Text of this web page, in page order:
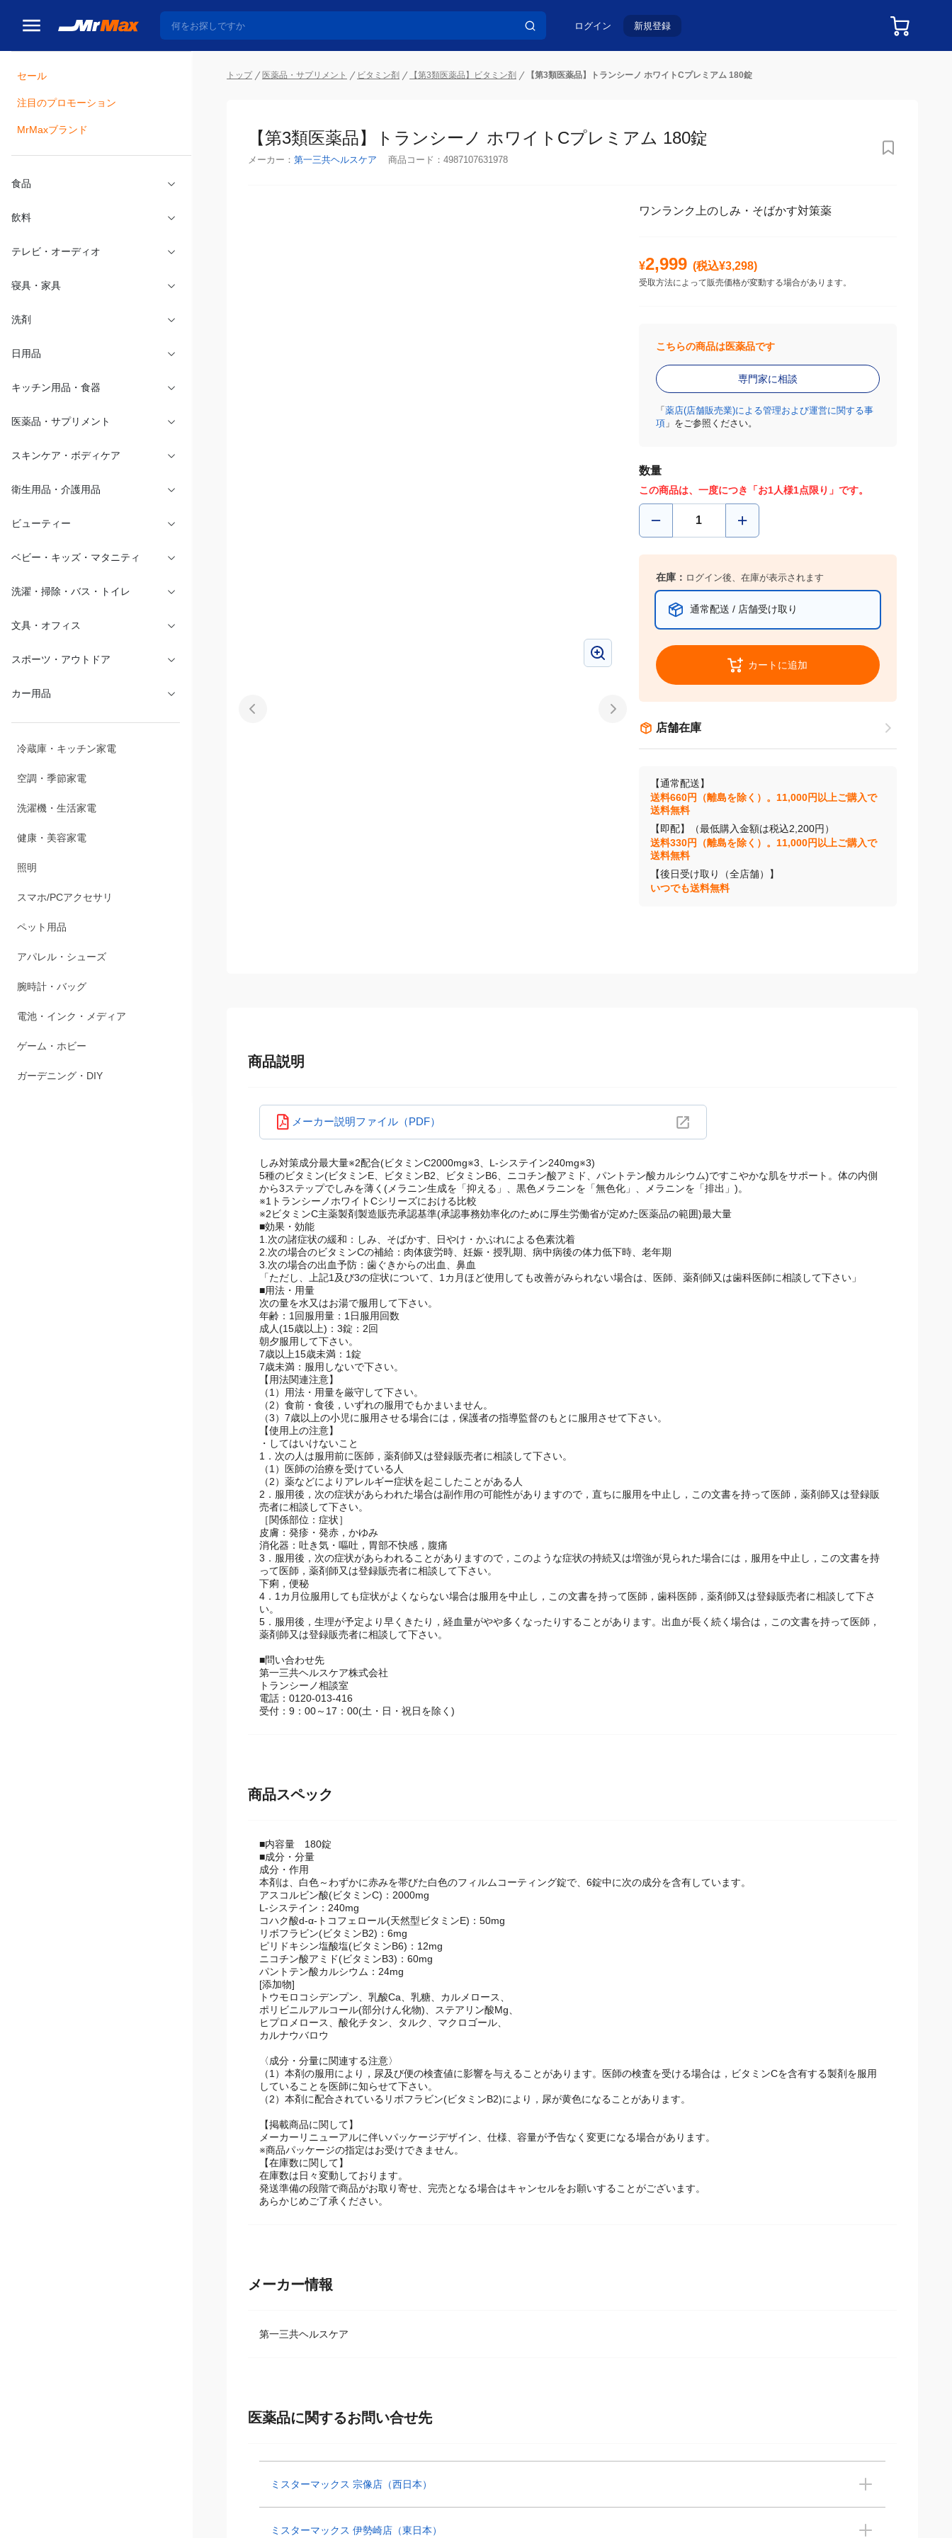
ログイン 新規登録
セール
注目のプロモーション
MrMaxブランド
食品
飲料
テレビ・オーディオ
寝具・家具
洗剤
日用品
カー用品
冷蔵庫・キッチン家電
空調・季節家電
洗濯機・生活家電
健康・美容家電
照明
スマホ/PCアクセサリ
トップ 医薬品・サプリメント ビタミン剤 【第3類医薬品】ビタミン剤 【第3類医薬品】トランシーノ ホワイトCプレミアム 180錠
【第3類医薬品】トランシーノ ホワイトCプレミアム 180錠
メーカー： 第一三共ヘルスケア 商品コード： 4987107631978
ワンランク上のしみ・そばかす対策薬
¥2,999 (税込¥3,298)
受取方法によって販売価格が変動する場合があります。
こちらの商品は医薬品です
専門家に相談
薬店(店舗販売業)による管理および運営に関する事
項」をご参照ください。
数量
この商品は、一度につき「お1人様1点限り」です。
在庫： ログイン後、在庫が表示されます
通常配送 / 店舗受け取り
カートに追加
店舗在庫
【通常配送】
送料660円（離島を除く）。11,000円以上ご購入で
【即配】（最低購入金額は税込2,200円）
送料330円（離島を除く）。11,000円以上ご購入で
送料無料
【後日受け取り（全店舗）】
メーカー説明ファイル（PDF）
しみ対策成分最大量※2配合(ビタミンC2000mg※3、L-システイン240mg※3)
5種のビタミン(ビタミンE、ビタミンB2、ビタミンB6、ニコチン酸アミド、パントテン酸カルシウム)ですこやかな肌をサポート。体の内側
から3ステップでしみを薄く(メラニン生成を「抑える」、黒色メラニンを「無色化」、メラニンを「排出」)。
※1トランシーノホワイトCシリーズにおける比較
※2ビタミンC主薬製剤製造販売承認基準(承認事務効率化のために厚生労働省が定めた医薬品の範囲)最大量
■効果・効能
1.次の諸症状の緩和：しみ、そばかす、日やけ・かぶれによる色素沈着
2.次の場合のビタミンCの補給：肉体疲労時、妊娠・授乳期、病中病後の体力低下時、老年期
3.次の場合の出血予防：歯ぐきからの出血、鼻血
「ただし、上記1及び3の症状について、1カ月ほど使用しても改善がみられない場合は、医師、薬剤師又は歯科医師に相談して下さい」
■用法・用量
次の量を水又はお湯で服用して下さい。
年齢：1回服用量：1日服用回数
成人(15歳以上)：3錠：2回
朝夕服用して下さい。
7歳以上15歳未満：1錠
7歳未満：服用しないで下さい。
【用法関連注意】
（1）用法・用量を厳守して下さい。
（2）食前・食後，いずれの服用でもかまいません。
（3）7歳以上の小児に服用させる場合には，保護者の指導監督のもとに服用させて下さい。
【使用上の注意】
・してはいけないこと
1．次の人は服用前に医師，薬剤師又は登録販売者に相談して下さい。
（1）医師の治療を受けている人
（2）薬などによりアレルギー症状を起こしたことがある人
2．服用後，次の症状があらわれた場合は副作用の可能性がありますので，直ちに服用を中止し，この文書を持って医師，薬剤師又は登録販
売者に相談して下さい。
［関係部位：症状］
皮膚：発疹・発赤，かゆみ
消化器：吐き気・嘔吐，胃部不快感，腹痛
3．服用後，次の症状があらわれることがありますので，このような症状の持続又は増強が見られた場合には，服用を中止し，この文書を持
って医師，薬剤師又は登録販売者に相談して下さい。
下痢，便秘
4．1カ月位服用しても症状がよくならない場合は服用を中止し，この文書を持って医師，歯科医師，薬剤師又は登録販売者に相談して下さ
い。
5．服用後，生理が予定より早くきたり，経血量がやや多くなったりすることがあります。出血が長く続く場合は，この文書を持って医師，
薬剤師又は登録販売者に相談して下さい。
■問い合わせ先
第一三共ヘルスケア株式会社
トランシーノ相談室
電話：0120-013-416
■内容量 180錠
■成分・分量
成分・作用
本剤は、白色～わずかに赤みを帯びた白色のフィルムコーティング錠で、6錠中に次の成分を含有しています。
アスコルビン酸(ビタミンC)：2000mg
L-システイン：240mg
コハク酸d-α-トコフェロール(天然型ビタミンE)：50mg
リボフラビン(ビタミンB2)：6mg
ピリドキシン塩酸塩(ビタミンB6)：12mg
ニコチン酸アミド(ビタミンB3)：60mg
パントテン酸カルシウム：24mg
[添加物]
トウモロコシデンプン、乳酸Ca、乳糖、カルメロース、
ポリビニルアルコール(部分けん化物)、ステアリン酸Mg、
ヒプロメロース、酸化チタン、タルク、マクロゴール、
カルナウバロウ
〈成分・分量に関連する注意〉
（1）本剤の服用により，尿及び便の検査値に影響を与えることがあります。医師の検査を受ける場合は，ビタミンCを含有する製剤を服用し
ていることを医師に知らせて下さい。
（2）本剤に配合されているリボフラビン(ビタミンB2)により，尿が黄色になることがあります。
【掲載商品に関して】
メーカーリニューアルに伴いパッケージデザイン、仕様、容量が予告なく変更になる場合があります。
※商品パッケージの指定はお受けできません。
【在庫数に関して】
在庫数は日々変動しております。
発送準備の段階で商品がお取り寄せ、完売となる場合はキャンセルをお願いすることがございます。